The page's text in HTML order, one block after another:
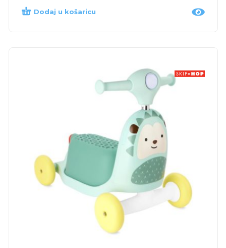
Dodaj u košaricu